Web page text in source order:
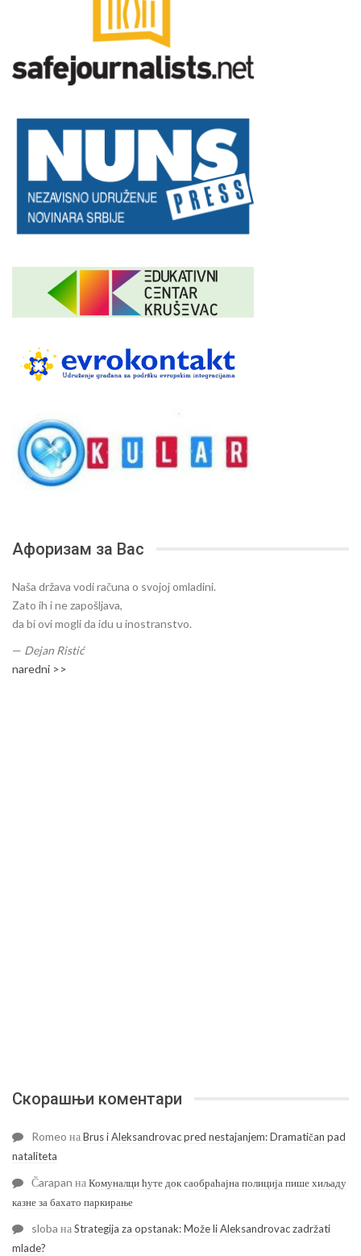
Афоризам за Вас
Naša država vodi računa o svojoj omladini.
Zato ih i ne zapošljava,
da bi ovi mogli da idu u inostranstvo.
— Dejan Ristić
naredni >>
Скорашњи коментари
Romeo наBrus i Aleksandrovac pred nestajanjem: Dramatičan pad
nataliteta
Čarapan наКомуналци ћуте док саобраћајна полиција пише хиљаду
казне за бахато паркирање
sloba наStrategija za opstanak: Može li Aleksandrovac zadržati
mlade?